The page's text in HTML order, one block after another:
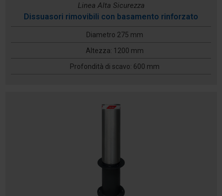
Linea Alta Sicurezza
Dissuasori rimovibili con basamento rinforzato
Diametro 275 mm
Altezza: 1200 mm
Profondità di scavo: 600 mm